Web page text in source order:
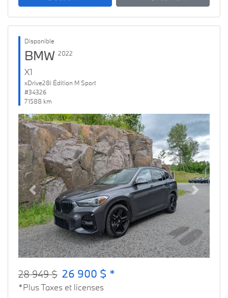
Disponible
BMW 2022
X1
xDrive28i Édition M Sport
#34326
71588 km
Previous Next
28 949 $ 26 900 $ *
*Plus Taxes et licenses